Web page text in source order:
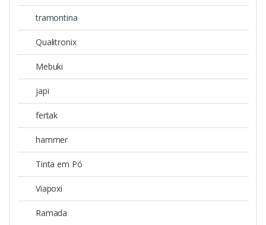
tramontina
Qualitronix
Mebuki
japi
fertak
hammer
Tinta em Pó
Viapoxi
Ramada